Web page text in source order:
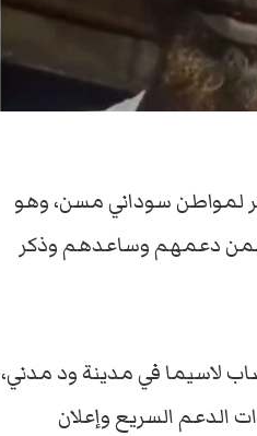
لمواطن سوداني مسن، وهو
ممن دعمهم وساعدهم وذكر
لاسيما في مدينة ود مدني،
الدعم السريع وإعلان